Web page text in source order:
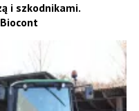
i szkodnikami.